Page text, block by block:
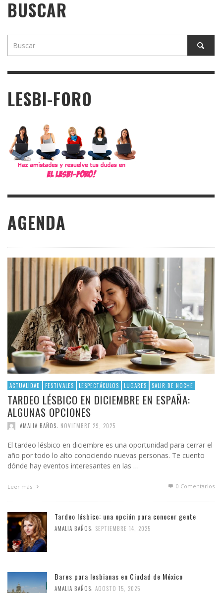
BUSCAR
LESBI-FORO
AGENDA
ACTUALIDAD FESTIVALES LESPECTÁCULOS LUGARES SALIR DE NOCHE
TARDEO LÉSBICO EN DICIEMBRE EN ESPAÑA:
ALGUNAS OPCIONES
AMALIA BAÑOS NOVIEMBRE 29, 2025
El tardeo lésbico en diciembre es una oportunidad para cerrar el
año por todo lo alto conociendo nuevas personas. Te cuento
dónde hay eventos interesantes en las …
Leer más 0 Comentarios
Tardeo lésbico: una opción para conocer gente
AMALIA BAÑOS SEPTIEMBRE 14, 2025
Bares para lesbianas en Ciudad de México
AMALIA BAÑOS AGOSTO 15, 2025